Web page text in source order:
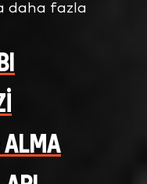
daha fazla
ALMA